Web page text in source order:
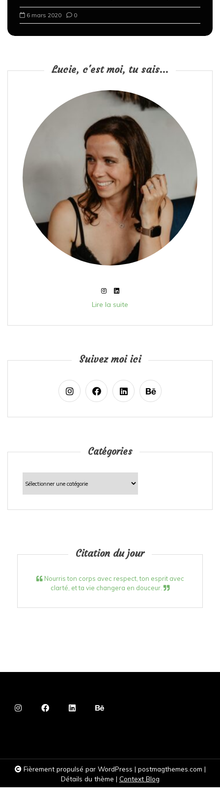
6 mars 2020 0
Lucie, c'est moi, tu sais...
Lire la suite
Suivez moi ici
Catégories
Catégories
Citation du jour
Nourris ton corps avec respect, ton esprit avec
clarté, et ta vie changera en douceur.
Fièrement propulsé par WordPress | postmagthemes.com |
Détails du thème | Context Blog